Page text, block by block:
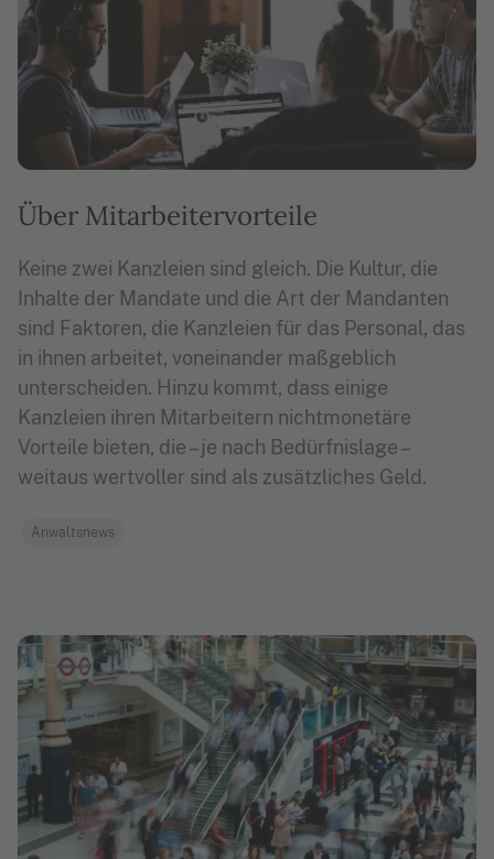
Über Mitarbeitervorteile
Keine zwei Kanzleien sind gleich. Die Kultur, die
Inhalte der Mandate und die Art der Mandanten
sind Faktoren, die Kanzleien für das Personal, das
in ihnen arbeitet, voneinander maßgeblich
unterscheiden. Hinzu kommt, dass einige
Kanzleien ihren Mitarbeitern nichtmonetäre
Vorteile bieten, die – je nach Bedürfnislage –
weitaus wertvoller sind als zusätzliches Geld.
Anwaltsnews